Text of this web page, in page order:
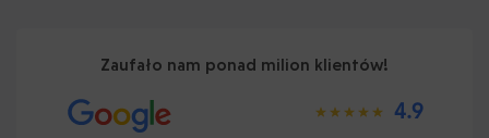
Zaufało nam ponad milion klientów!
4.9